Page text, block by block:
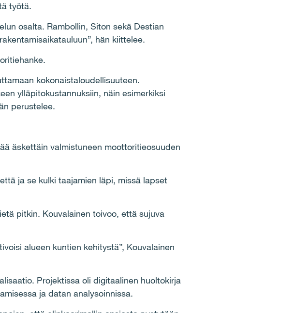
työtä.
osalta. Rambollin, Siton sekä Destian
hän kiittelee.
kokonaistaloudellisuuteen.
ylläpitokustannuksiin, näin esimerkiksi
perustelee.
äskettäin valmistuneen moottoritieosuuden
ja se kulki taajamien läpi, missä lapset
pitkin. Kouvalainen toivoo, että sujuva
alueen kuntien kehitystä”, Kouvalainen
Projektissa oli digitaalinen huoltokirja
ja datan analysoinnissa.